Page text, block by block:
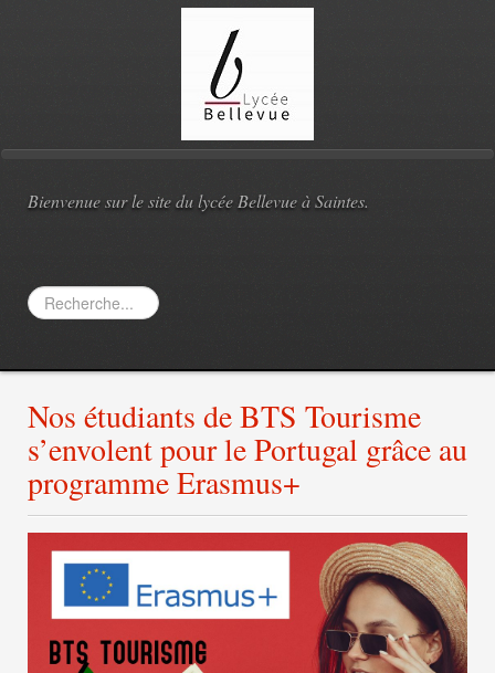
Bienvenue sur le site du lycée Bellevue à Saintes.
Rechercher
Nos étudiants de BTS Tourisme
s’envolent pour le Portugal grâce au
programme Erasmus+